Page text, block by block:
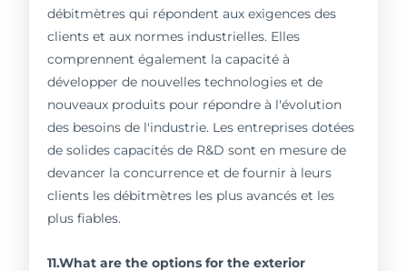
débitmètres qui répondent aux exigences des
clients et aux normes industrielles. Elles
comprennent également la capacité à
développer de nouvelles technologies et de
nouveaux produits pour répondre à l'évolution
des besoins de l'industrie. Les entreprises dotées
de solides capacités de R&D sont en mesure de
devancer la concurrence et de fournir à leurs
clients les débitmètres les plus avancés et les
plus fiables.
11.What are the options for the exterior